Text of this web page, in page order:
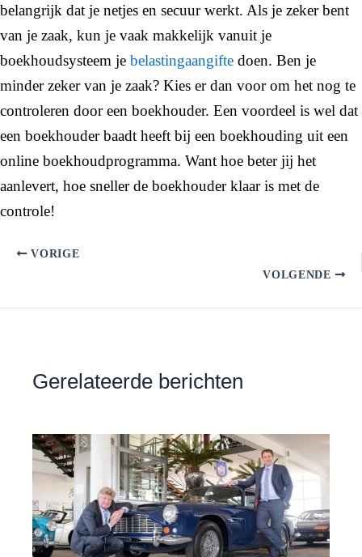
belangrijk dat je netjes en secuur werkt. Als je zeker bent
van je zaak, kun je vaak makkelijk vanuit je
boekhoudsysteem je belastingaangifte doen. Ben je
minder zeker van je zaak? Kies er dan voor om het nog te
controleren door een boekhouder. Een voordeel is wel dat
een boekhouder baadt heeft bij een boekhouding uit een
online boekhoudprogramma. Want hoe beter jij het
aanlevert, hoe sneller de boekhouder klaar is met de
controle!
VORIGE
VOLGENDE
Gerelateerde berichten